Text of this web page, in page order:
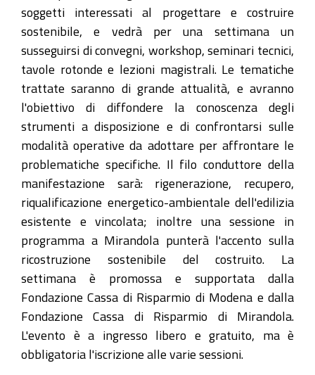
soggetti interessati al progettare e costruire
sostenibile, e vedrà per una settimana un
susseguirsi di convegni, workshop, seminari tecnici,
tavole rotonde e lezioni magistrali. Le tematiche
trattate saranno di grande attualità, e avranno
l'obiettivo di diffondere la conoscenza degli
strumenti a disposizione e di confrontarsi sulle
modalità operative da adottare per affrontare le
problematiche specifiche. Il filo conduttore della
manifestazione sarà: rigenerazione, recupero,
riqualificazione energetico-ambientale dell'edilizia
esistente e vincolata; inoltre una sessione in
programma a Mirandola punterà l'accento sulla
ricostruzione sostenibile del costruito. La
settimana è promossa e supportata dalla
Fondazione Cassa di Risparmio di Modena e dalla
Fondazione Cassa di Risparmio di Mirandola.
L'evento è a ingresso libero e gratuito, ma è
obbligatoria l'iscrizione alle varie sessioni.